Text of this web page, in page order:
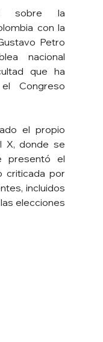
sobre la
con la
Petro
nacional
que ha
Congreso
el propio
X, donde se
presentó el
criticada por
incluidos
elecciones